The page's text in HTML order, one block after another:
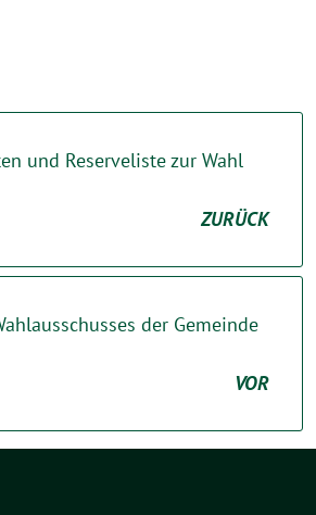
und Reserveliste zur Wahl
ZURÜCK
der Gemeinde
VOR